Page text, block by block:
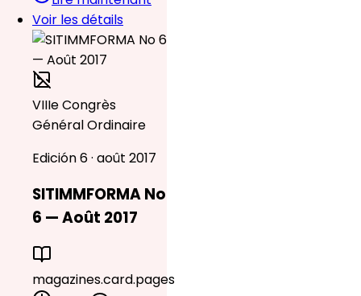
Voir les détails
VIIIe Congrès
Général Ordinaire
Edición 6 · août 2017
SITIMMFORMA No
6 — Août 2017
magazines.card.pages